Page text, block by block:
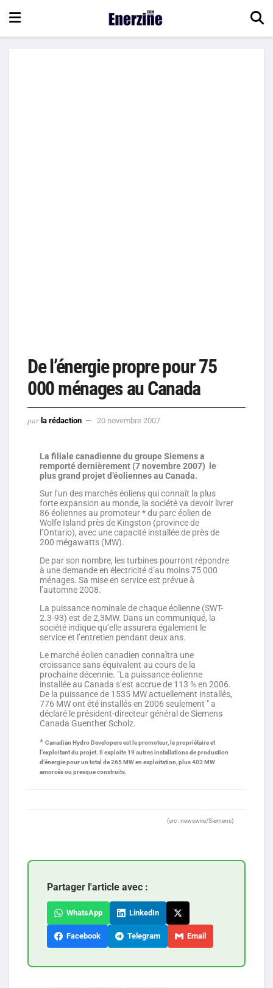
De l’énergie propre pour 75
000 ménages au Canada
par la rédaction 20 novembre 2007
La filiale canadienne du groupe Siemens a
remporté dernièrement (7 novembre 2007) le
plus grand projet d’éoliennes au Canada.
Sur l’un des marchés éoliens qui connaît la plus
forte expansion au monde, la société va devoir livrer
86 éoliennes au promoteur * du parc éolien de
Wolfe Island près de Kingston (province de
l’Ontario), avec une capacité installée de près de
200 mégawatts (MW).
De par son nombre, les turbines pourront répondre
à une demande en électricité d’au moins 75 000
ménages. Sa mise en service est prévue à
l’automne 2008.
La puissance nominale de chaque éolienne (SWT-
2.3-93) est de 2,3MW. Dans un communiqué, la
société indique qu’elle assurera également le
service et l’entretien pendant deux ans.
Le marché éolien canadien connaîtra une
croissance sans équivalent au cours de la
prochaine décennie. "La puissance éolienne
installée au Canada s’est accrue de 113 % en 2006.
De la puissance de 1535 MW actuellement installés,
776 MW ont été installés en 2006 seulement " a
déclaré le président-directeur général de Siemens
Canada Guenther Scholz.
* Canadian Hydro Developers est le promoteur, le propriétaire et
l’exploitant du projet. Il exploite 19 autres installations de production
d’énergie pour un total de 265 MW en exploitation, plus 403 MW
amorcés ou presque construits.
(src : newswire/Siemens)
Partager l'article avec :
WhatsApp LinkedIn
Facebook Telegram Email